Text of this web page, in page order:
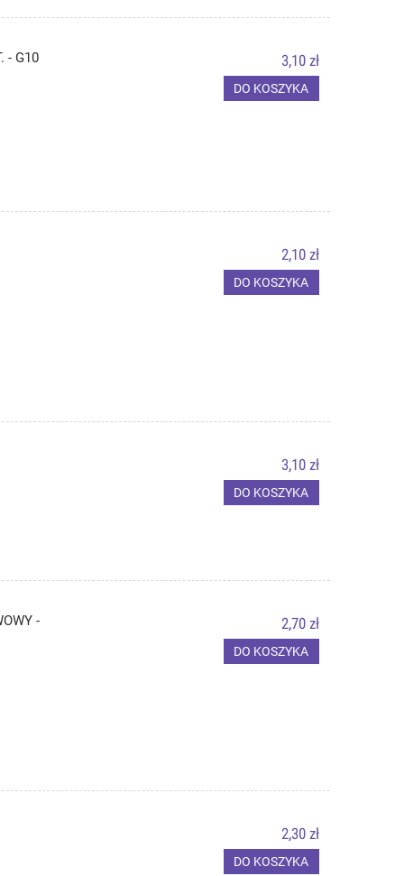
- G10 3,10 zł
DO KOSZYKA
2,10 zł
DO KOSZYKA
3,10 zł
DO KOSZYKA
-
2,70 zł
DO KOSZYKA
2,30 zł
DO KOSZYKA